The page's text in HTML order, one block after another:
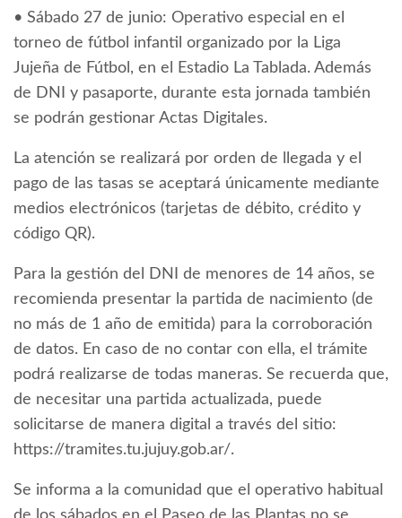
• Sábado 27 de junio: Operativo especial en el
torneo de fútbol infantil organizado por la Liga
Jujeña de Fútbol, en el Estadio La Tablada. Además
de DNI y pasaporte, durante esta jornada también
se podrán gestionar Actas Digitales.
La atención se realizará por orden de llegada y el
pago de las tasas se aceptará únicamente mediante
medios electrónicos (tarjetas de débito, crédito y
código QR).
Para la gestión del DNI de menores de 14 años, se
recomienda presentar la partida de nacimiento (de
no más de 1 año de emitida) para la corroboración
de datos. En caso de no contar con ella, el trámite
podrá realizarse de todas maneras. Se recuerda que,
de necesitar una partida actualizada, puede
solicitarse de manera digital a través del sitio:
https://tramites.tu.jujuy.gob.ar/.
Se informa a la comunidad que el operativo habitual